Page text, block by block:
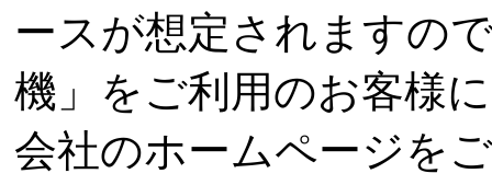
ースが想定されますの
機」をご利用のお客様
会社のホームページを